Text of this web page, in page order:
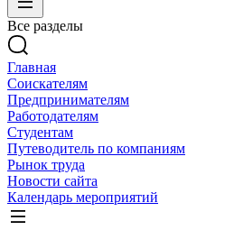
Все разделы
Главная
Соискателям
Предпринимателям
Работодателям
Студентам
Путеводитель по компаниям
Рынок труда
Новости сайта
Календарь мероприятий